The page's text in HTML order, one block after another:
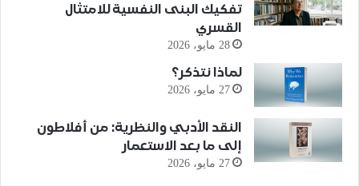
تفكيك البنى النفسية للامتثال
القسري
28 مايو، 2026
لماذا نتذكر؟
27 مايو، 2026
النقد الأدبي والنظرية: من أفلاطون
إلى ما بعد الاستعمار
27 مايو، 2026